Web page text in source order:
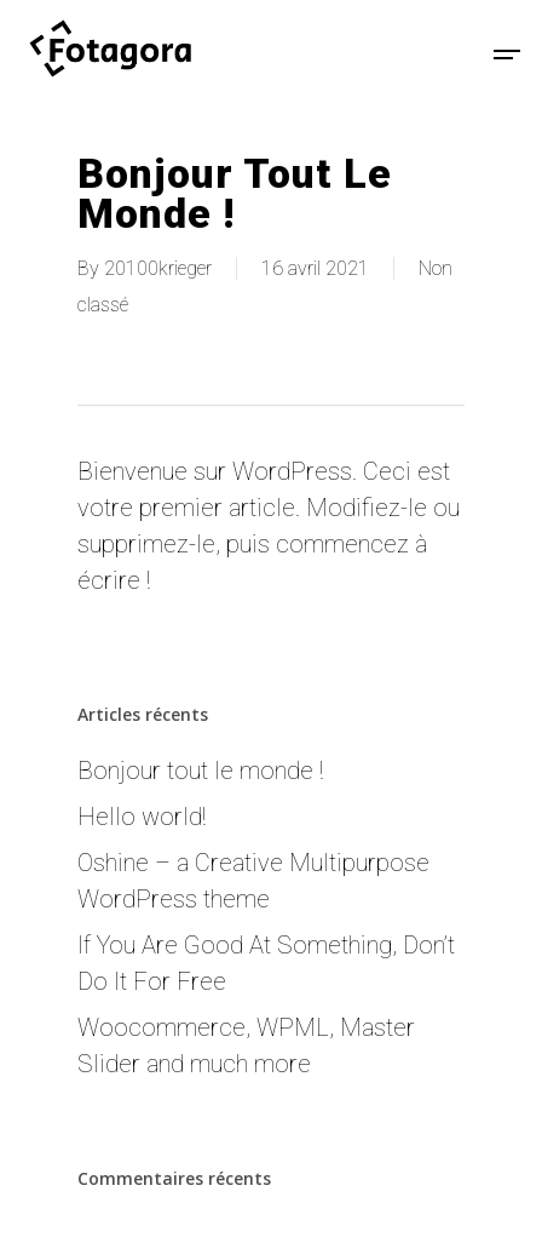
Bonjour Tout Le
Monde !
By 20100krieger 16 avril 2021
Non
classé
Bienvenue sur WordPress. Ceci est
votre premier article. Modifiez-le ou
supprimez-le, puis commencez à
écrire !
Articles récents
Bonjour tout le monde !
Hello world!
Oshine – a Creative Multipurpose
WordPress theme
If You Are Good At Something, Don’t
Do It For Free
Woocommerce, WPML, Master
Slider and much more
Commentaires récents